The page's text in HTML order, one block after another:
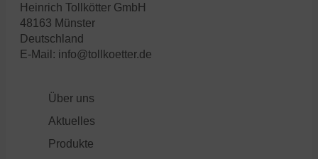
Heinrich Tollkötter GmbH
48163 Münster
Deutschland
E-Mail: info@tollkoetter.de
Über uns
Aktuelles
Produkte